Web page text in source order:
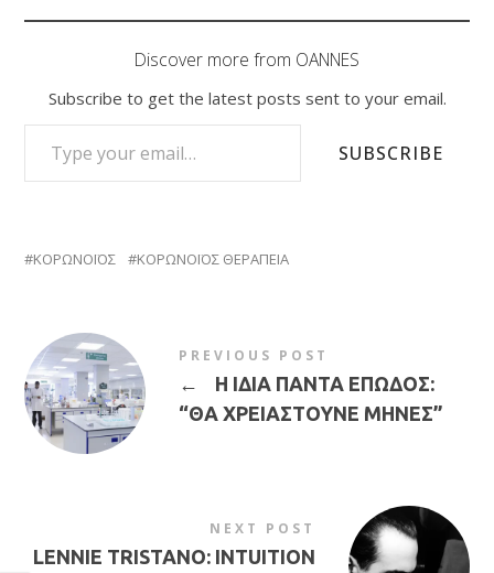
Discover more from OANNES
Subscribe to get the latest posts sent to your email.
TYPE YOUR EMAIL…
SUBSCRIBE
ΚΟΡΩΝΟΪΟΣ ΚΟΡΩΝΟΪΟΣ ΘΕΡΑΠΕΙΑ
PREVIOUS POST
←
Η ΙΔΙΑ ΠΑΝΤΑ ΕΠΩΔΟΣ:
“ΘΑ ΧΡΕΙΑΣΤΟΥΝΕ ΜΗΝΕΣ”
NEXT POST
LENNIE TRISTANO: INTUITION